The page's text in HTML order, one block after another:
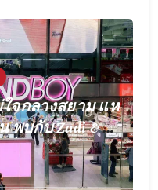
จกลางสยาม แห
พบกับ Zadi & Jo
EVEANDBOY
Square